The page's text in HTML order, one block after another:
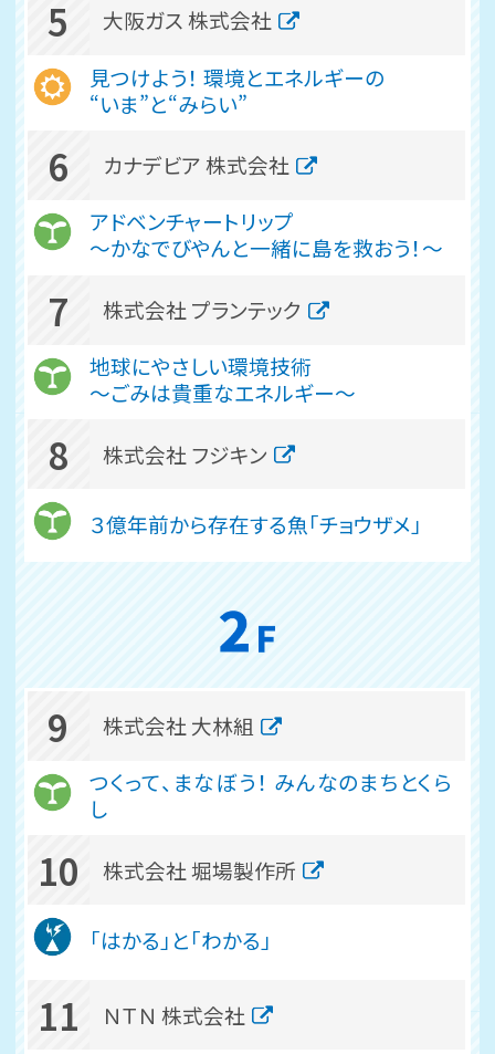
5
大阪ガス 株式会社
見つけよう！ 環境とエネルギーの
“いま”と“みらい”
6
カナデビア 株式会社
アドベンチャートリップ
～かなでびやんと一緒に島を救おう！～
7
株式会社 プランテック
地球にやさしい環境技術
〜ごみは貴重なエネルギー〜
8 株式会社 フジキン
３億年前から存在する魚「チョウザメ」
9
株式会社 大林組
つくって、まなぼう！ みんなのまちとくら
し
10 株式会社 堀場製作所
「はかる」と「わかる」
11
ＮＴＮ 株式会社